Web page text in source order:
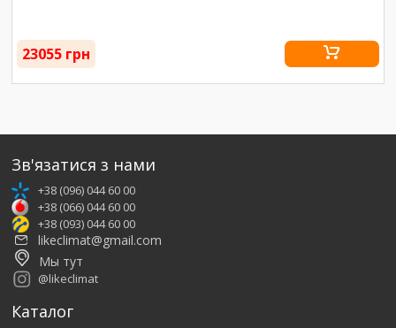
23055 грн
Зв'язатися з нами
+38 (096) 044 60 00
+38 (066) 044 60 00
+38 (093) 044 60 00
likeclimat@gmail.com
Мы тут
@likeclimat
Каталог